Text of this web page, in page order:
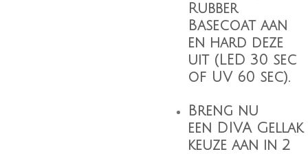
Rubber
Basecoataan
en hard deze
uit (LED 30 sec
of UV 60 sec).
Breng nu
een DIVA Gellak
keuze aan in 2